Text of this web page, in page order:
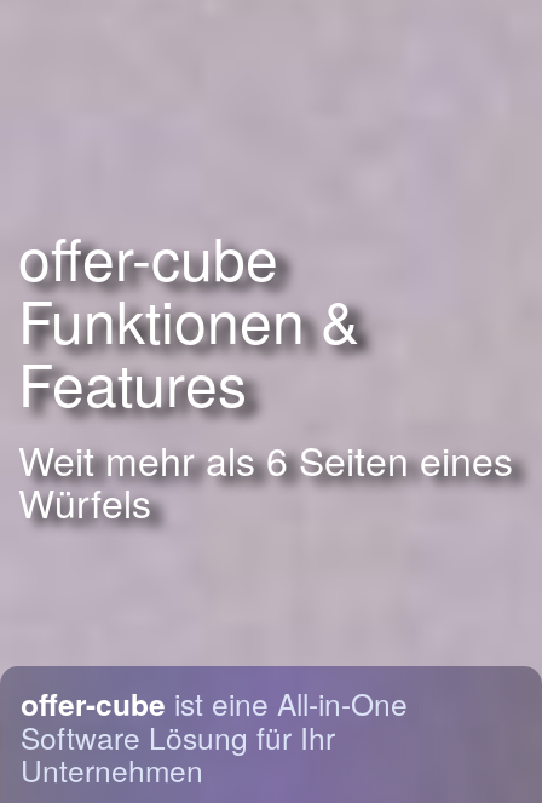
offer-cube
Funktionen &
Features
Weit mehr als 6 Seiten eines
Würfels
offer-cube ist eine All-in-One
Software Lösung für Ihr
Unternehmen